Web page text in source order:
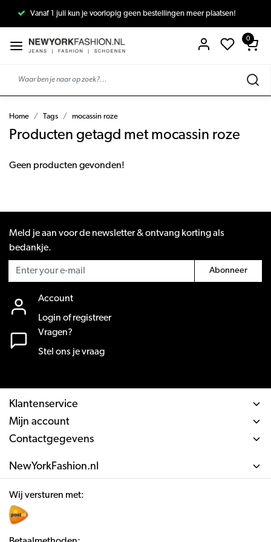
Vanaf 1 juli kun je voorlopig geen bestellingen meer plaatsen!
0
Home Tags mocassin roze
Producten getagd met mocassin roze
Geen producten gevonden!
Meld je aan voor de newsletter & ontvang korting als
bedankje.
Abonneer
Account
Login of registreer
Vragen?
Stel ons je vraag
Klantenservice
Mijn account
Contactgegevens
NewYorkFashion.nl
Wij versturen met: